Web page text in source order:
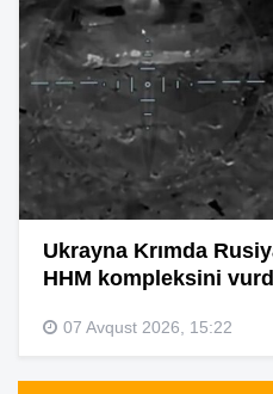
Ukrayna Krımda
HHM kompleksini
07 Avqust 2026, 15:22